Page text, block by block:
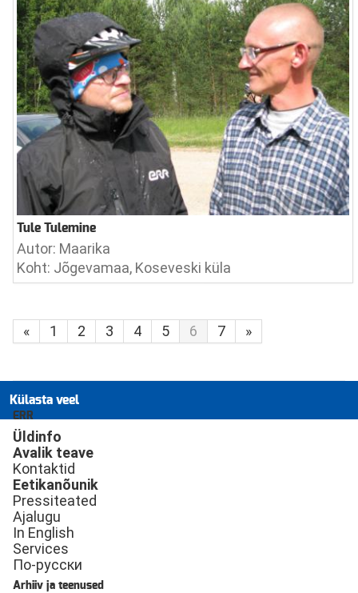
Tule Tulemine
Autor: Maarika
Koht: Jõgevamaa, Koseveski küla
« 1 2 3 4 5 6 7 »
Külasta veel
ERR
Üldinfo
Avalik teave
Kontaktid
Eetikanõunik
Pressiteated
Ajalugu
In English
Services
По-русски
Arhiiv ja teenused